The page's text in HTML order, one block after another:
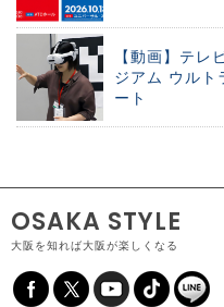
【動画】テレ
ジアム ウルト
ート
OSAKA STYLE
大阪を知れば大阪が楽しくなる